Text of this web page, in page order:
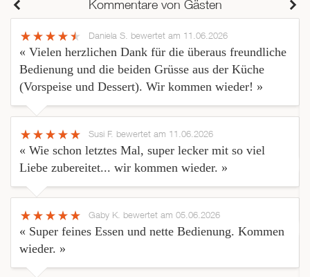
Kommentare von Gästen
Daniela S. bewertet am 11.06.2026
« Vielen herzlichen Dank für die überaus freundliche
Bedienung und die beiden Grüsse aus der Küche
(Vorspeise und Dessert). Wir kommen wieder! »
Susi F. bewertet am 11.06.2026
« Wie schon letztes Mal, super lecker mit so viel
Liebe zubereitet... wir kommen wieder. »
Gaby K. bewertet am 05.06.2026
« Super feines Essen und nette Bedienung. Kommen
wieder. »